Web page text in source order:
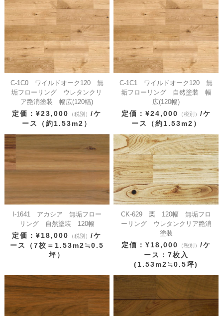
C-1C0 ワイルドオーク120 無
垢フローリング ウレタンクリ
ア艶消塗装 幅広(120幅)
定価：¥23,000 （税別）/ケ
ース（約1.53m2）
C-1C1 ワイルドオーク120 無
垢フローリング 自然塗装 幅
広(120幅)
定価：¥24,000 （税別） /ケ
ース（約1.53m2）
I-1641 アカシア 無垢フロー
リング 自然塗装 120幅
定価：¥18,000 （税別）/ケ
ース（7枚＝1.53m2≒0.5
坪）
CK-629 栗 120幅 無垢フロ
ーリング ウレタンクリア艶消
塗装
定価：¥18,000 （税別） /ケ
ース：7枚入
(1.53m2≒0.5坪)